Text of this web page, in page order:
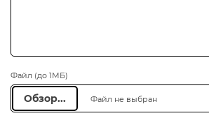
Прикрепить файлы
Файл (до 1МБ)
Обзор... Файл не выбран